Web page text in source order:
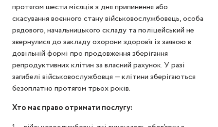
протягом шести місяців з дня припинення або
скасування воєнного стану військовослужбовець, особа
рядового, начальницького складу та поліцейський не
звернулися до закладу охорони здоров’я із заявою в
довільній формі про продовження зберігання
репродуктивних клітин за власний рахунок. У разі
загибелі військовослужбовця — клітини зберігаються
безоплатно протягом трьох років.
Хто має право отримати послугу: